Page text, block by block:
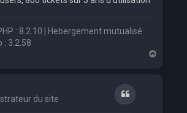
: 8.2.10 | Hebergement mutualisé
: 3.2.58
a
du site
Citation